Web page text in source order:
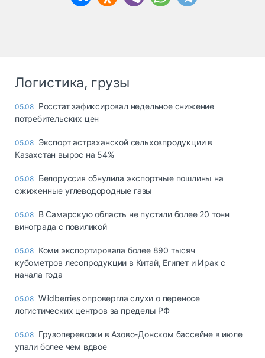
Логистика, грузы
05.08 Росстат зафиксировал недельное снижение
потребительских цен
05.08 Экспорт астраханской сельхозпродукции в
Казахстан вырос на 54%
05.08 Белоруссия обнулила экспортные пошлины на
сжиженные углеводородные газы
05.08 В Самарскую область не пустили более 20 тонн
винограда с повиликой
05.08 Коми экспортировала более 890 тысяч
кубометров лесопродукции в Китай, Египет и Ирак с
начала года
05.08 Wildberries опровергла слухи о переносе
логистических центров за пределы РФ
05.08 Грузоперевозки в Азово-Донском бассейне в июле
упали более чем вдвое